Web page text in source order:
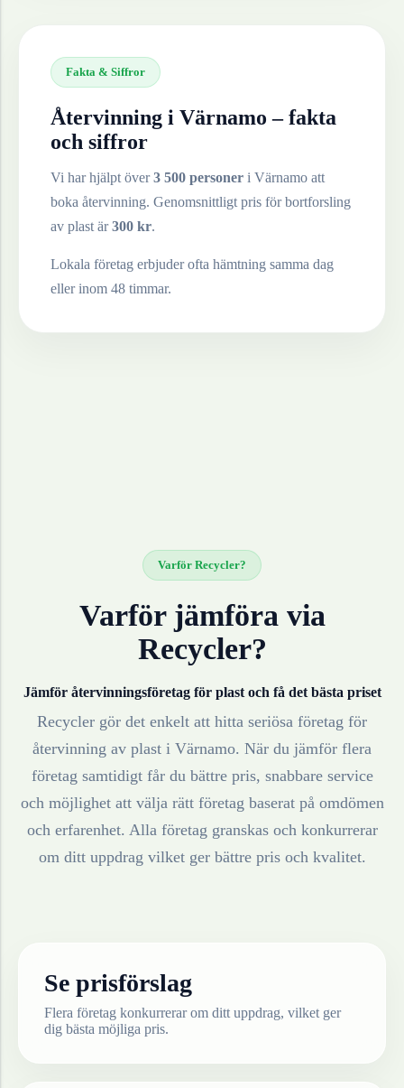
Fakta & Siffror
Återvinning i Värnamo – fakta
och siffror
Vi har hjälpt över3 500 personer i Värnamo att
boka återvinning. Genomsnittligt pris för bortforsling
av plast är300 kr.
Lokala företag erbjuder ofta hämtning samma dag
eller inom 48 timmar.
Varför Recycler?
Varför jämföra via
Recycler?
Jämför återvinningsföretag för plastoch få det bästa priset
Recycler gör det enkelt att hitta seriösa företag för
återvinning av plast i Värnamo. När du jämför flera
företag samtidigt får du bättre pris, snabbare service
och möjlighet att välja rätt företag baserat på omdömen
och erfarenhet. Alla företag granskas och konkurrerar
om ditt uppdrag vilket ger bättre pris och kvalitet.
Se prisförslag
Flera företag konkurrerar om ditt uppdrag, vilket ger
dig bästa möjliga pris.